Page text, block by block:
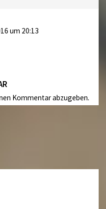
um 20:13
Kommentar abzugeben.